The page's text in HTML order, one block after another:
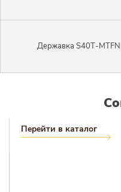
Державка S40T-
Перейти в каталог